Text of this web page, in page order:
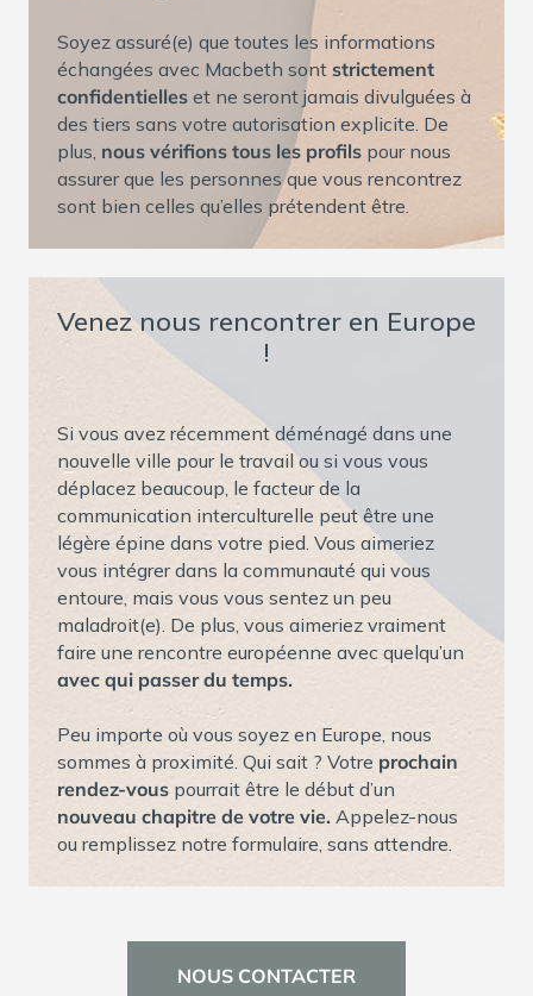
Soyez assuré(e) que toutes les informations
échangées avec Macbeth sont strictement
confidentielles et ne seront jamais divulguées à
des tiers sans votre autorisation explicite. De
plus, nous vérifions tous les profils pour nous
assurer que les personnes que vous rencontrez
sont bien celles qu’elles prétendent être.
Venez nous rencontrer en Europe
!
Si vous avez récemment déménagé dans une
nouvelle ville pour le travail ou si vous vous
déplacez beaucoup, le facteur de la
communication interculturelle peut être une
légère épine dans votre pied. Vous aimeriez
vous intégrer dans la communauté qui vous
entoure, mais vous vous sentez un peu
maladroit(e). De plus, vous aimeriez vraiment
faire une rencontre européenne avec quelqu’un
avec qui passer du temps.
Peu importe où vous soyez en Europe, nous
sommes à proximité. Qui sait ? Votre prochain
rendez-vous pourrait être le début d’un
nouveau chapitre de votre vie. Appelez-nous
ou remplissez notre formulaire, sans attendre.
NOUS CONTACTER